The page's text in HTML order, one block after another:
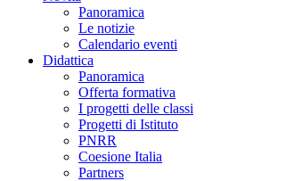
Panoramica
Le notizie
Calendario eventi
Didattica
Panoramica
Offerta formativa
I progetti delle classi
Progetti di Istituto
PNRR
Coesione Italia
Partners